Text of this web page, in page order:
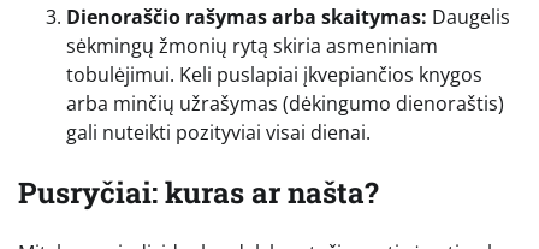
Dienoraščio rašymas arba skaitymas: Daugelis
sėkmingų žmonių rytą skiria asmeniniam
tobulėjimui. Keli puslapiai įkvepiančios knygos
arba minčių užrašymas (dėkingumo dienoraštis)
gali nuteikti pozityviai visai dienai.
Pusryčiai: kuras ar našta?